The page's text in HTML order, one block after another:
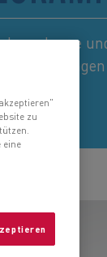
zu
eine